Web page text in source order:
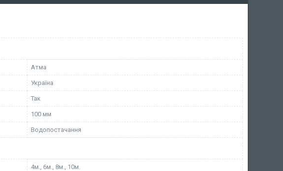
Атма
Україна
Так
100 мм
Водопостачання
4м., 6м., 8м., 10м.